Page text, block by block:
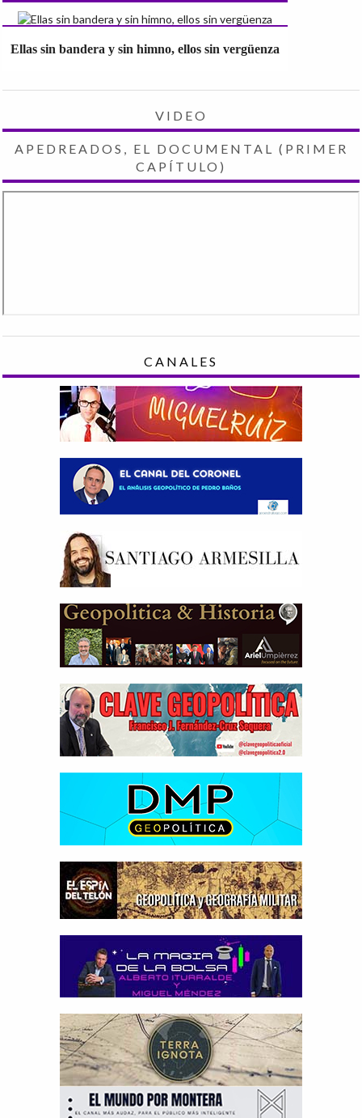
Ellas sin bandera y sin himno, ellos sin vergüenza
VIDEO
APEDREADOS, EL DOCUMENTAL (PRIMER
CAPÍTULO)
CANALES